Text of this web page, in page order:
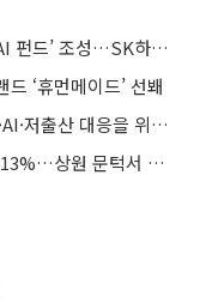
SKT, 일본·대만과 7600억원 규모 ‘AI 펀드’ 조성…SK하이닉스도 참여 추진
‘휴먼메이드’ 선봬
최태원 회장 “한일경제연대, 에너지·AI·저출산 대응을 위한 공존의 길”
美 클래리티 법안 연내 통과 가능성 13%…상원 문턱서 제동